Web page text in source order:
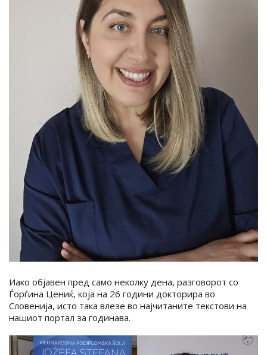
Иако објавен пред само неколку дена, разговорот со
Ѓорѓина Цениќ, која на 26 години докторира во
Словенија, исто така влезе во најчитаните текстови на
нашиот портал за годинава.